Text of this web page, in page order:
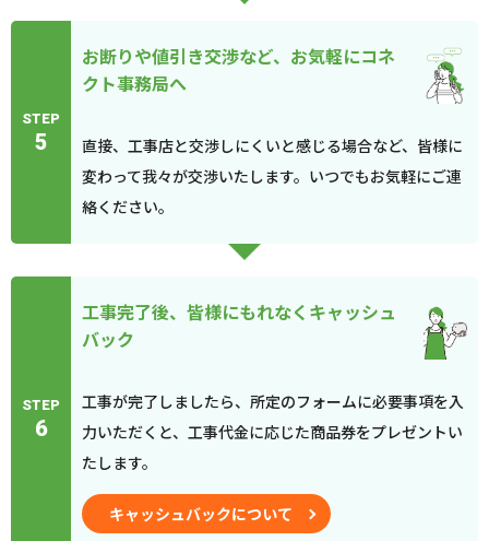
STEP
5
お断りや値引き交渉など、お気軽にコネ
クト事務局へ
直接、工事店と交渉しにくいと感じる場合など、皆様に
変わって我々が交渉いたします。いつでもお気軽にご連
絡ください。
STEP
6
工事完了後、皆様にもれなくキャッシュ
バック
工事が完了しましたら、所定のフォームに必要事項を入
力いただくと、工事代金に応じた商品券をプレゼントい
たします。
キャッシュバックについて